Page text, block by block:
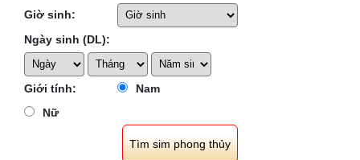
Giờ sinh:
Ngày sinh (DL):
Giới tính:
Nam
Nữ